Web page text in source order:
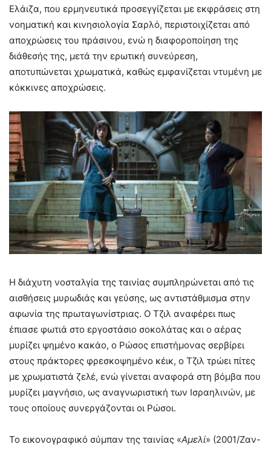
Ελάιζα, που ερμηνευτικά προσεγγίζεται με εκφράσεις στη
νοηματική και κινησιολογία Σαρλό, περιστοιχίζεται από
αποχρώσεις του πράσινου, ενώ η διαφοροποίηση της
διάθεσής της, μετά την ερωτική συνεύρεση,
αποτυπώνεται χρωματικά, καθώς εμφανίζεται ντυμένη με
κόκκινες αποχρώσεις.
Η διάχυτη νοσταλγία της ταινίας συμπληρώνεται από τις
αισθήσεις μυρωδιάς και γεύσης, ως αντιστάθμισμα στην
αφωνία της πρωταγωνίστριας. Ο Τζιλ αναφέρει πως
έπιασε φωτιά στο εργοστάσιο σοκολάτας και ο αέρας
μυρίζει ψημένο κακάο, ο Ρώσος επιστήμονας σερβίρει
στους πράκτορες φρεσκοψημένο κέικ, ο Τζιλ τρώει πίτες
με χρωματιστά ζελέ, ενώ γίνεται αναφορά στη βόμβα που
μυρίζει μαγνήσιο, ως αναγνωριστική των Ισραηλινών, με
τους οποίους συνεργάζονται οι Ρώσοι.
Το εικονογραφικό σύμπαν της ταινίας «Αμελί» (2001/Ζαν-